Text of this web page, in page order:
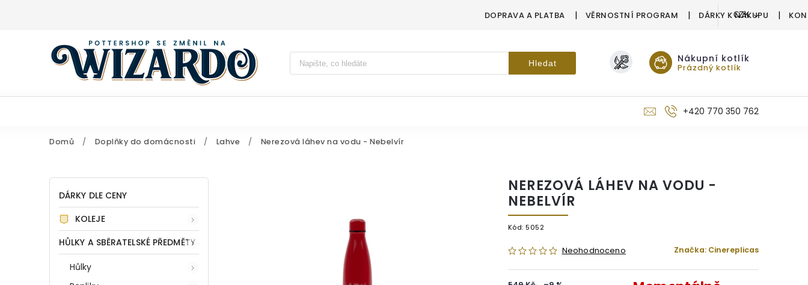
DOPRAVA A PLATBA VĚRNOSTNÍ PROGRAM DÁRKY K NÁKUPU
CZK
Vyhledávání Hledat Nákupní kotlík
Prázdný kotlík
+420 770 350 762
Domů / Doplňky do domácnosti / Lahve / Nerezová láhev na vodu - Nebelvír
DÁRKY DLE CENY
KOLEJE
HŮLKY A SBĚRATELSKÉ PŘEDMĚTY
Hůlky
NEREZOVÁ LÁHEV NA VODU -
NEBELVÍR
Kód: 5052
Neohodnoceno Značka: Cinereplicas